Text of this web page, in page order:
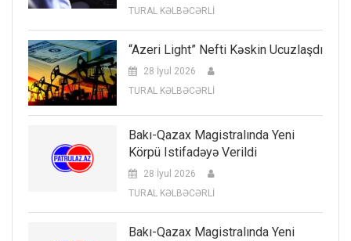
TURAL KƏLBƏCƏRLİ
“Azeri Light” Nefti Kəskin Ucuzlaşdı
28 İyul 2026
TURAL KƏLBƏCƏRLİ
Bakı-Qazax Magistralında Yeni
Körpü Istifadəyə Verildi
28 İyul 2026
TURAL KƏLBƏCƏRLİ
Bakı-Qazax Magistralında Yeni